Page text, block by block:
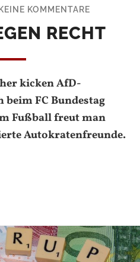
KEINE KOMMENTARE
RECHT
kicken AfD-
beim FC Bundestag
Fußball freut man
Autokratenfreunde.